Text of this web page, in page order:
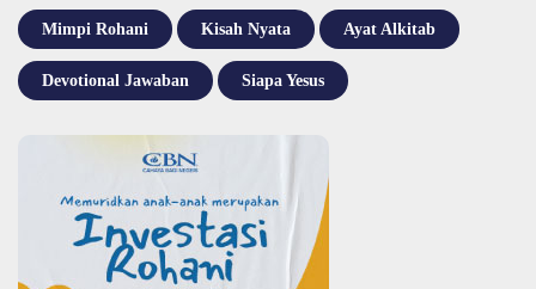
Mimpi Rohani Kisah Nyata Ayat Alkitab
Devotional Jawaban Siapa Yesus